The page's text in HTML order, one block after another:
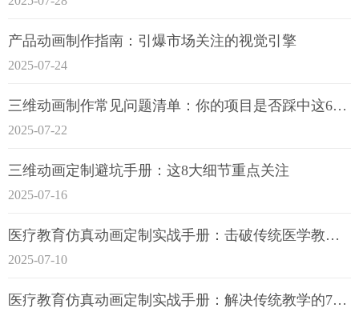
产品动画制作指南：引爆市场关注的视觉引擎
2025-07-24
三维动画制作常见问题清单：你的项目是否踩中这6大技术雷区？
2025-07-22
三维动画定制避坑手册：这8大细节重点关注
2025-07-16
医疗教育仿真动画定制实战手册：击破传统医学教育7大痛点
2025-07-10
医疗教育仿真动画定制实战手册：解决传统教学的7大痛点